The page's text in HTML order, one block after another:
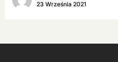
23 Września 2021